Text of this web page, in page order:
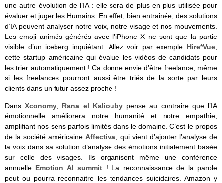
une autre évolution de l’IA : elle sera de plus en plus utilisée pour
évaluer et juger les Humains. En effet, bien entrainée, des solutions
d’IA peuvent analyser notre voix, notre visage et nos mouvements.
Les emoji animés générés avec l’iPhone X ne sont que la partie
visible d’un iceberg inquiétant. Allez voir par exemple Hire*Vue,
cette startup américaine qui évalue les vidéos de candidats pour
les trier automatiquement ! Ca donne envie d’être freelance, même
si les freelances pourront aussi être triés de la sorte par leurs
clients dans un futur assez proche !
DansXconomy, Rana el Kalioubypense au contraire que l’IA
émotionnelle améliorera notre humanité et notre empathie,
amplifiant nos sens parfois limités dans le domaine. C’est le propos
de la société américaineAffectiva, qui vient d’ajouter l’analyse de
la voix dans sa solution d’analyse des émotions initialement basée
sur celle des visages. Ils organisent même une conférence
annuelle Emotion AI summit ! La reconnaissance de la parole
peut ou pourra reconnaitre les tendances suicidaires. Amazon y